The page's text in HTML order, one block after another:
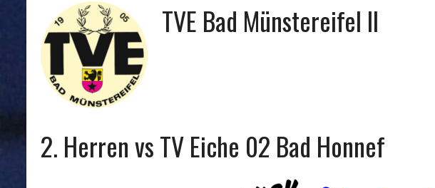
TVE Bad Münstereifel II
2. Herren vs TV Eiche 02 Bad Honnef